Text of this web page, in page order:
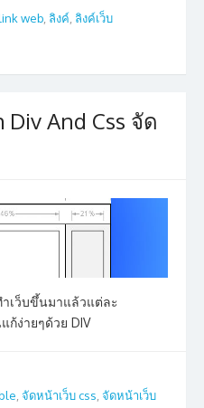
web, ลิงค์, ลิงค์เว็บ
And Css จัด
เว็บขึ้นมาแล้วแต่ละ
ก้ง่ายๆด้วย DIV
จัดหน้าเว็บ css จัดหน้าเว็บ